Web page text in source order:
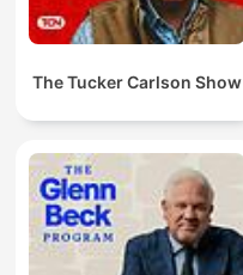
The Tucker Carlson Show